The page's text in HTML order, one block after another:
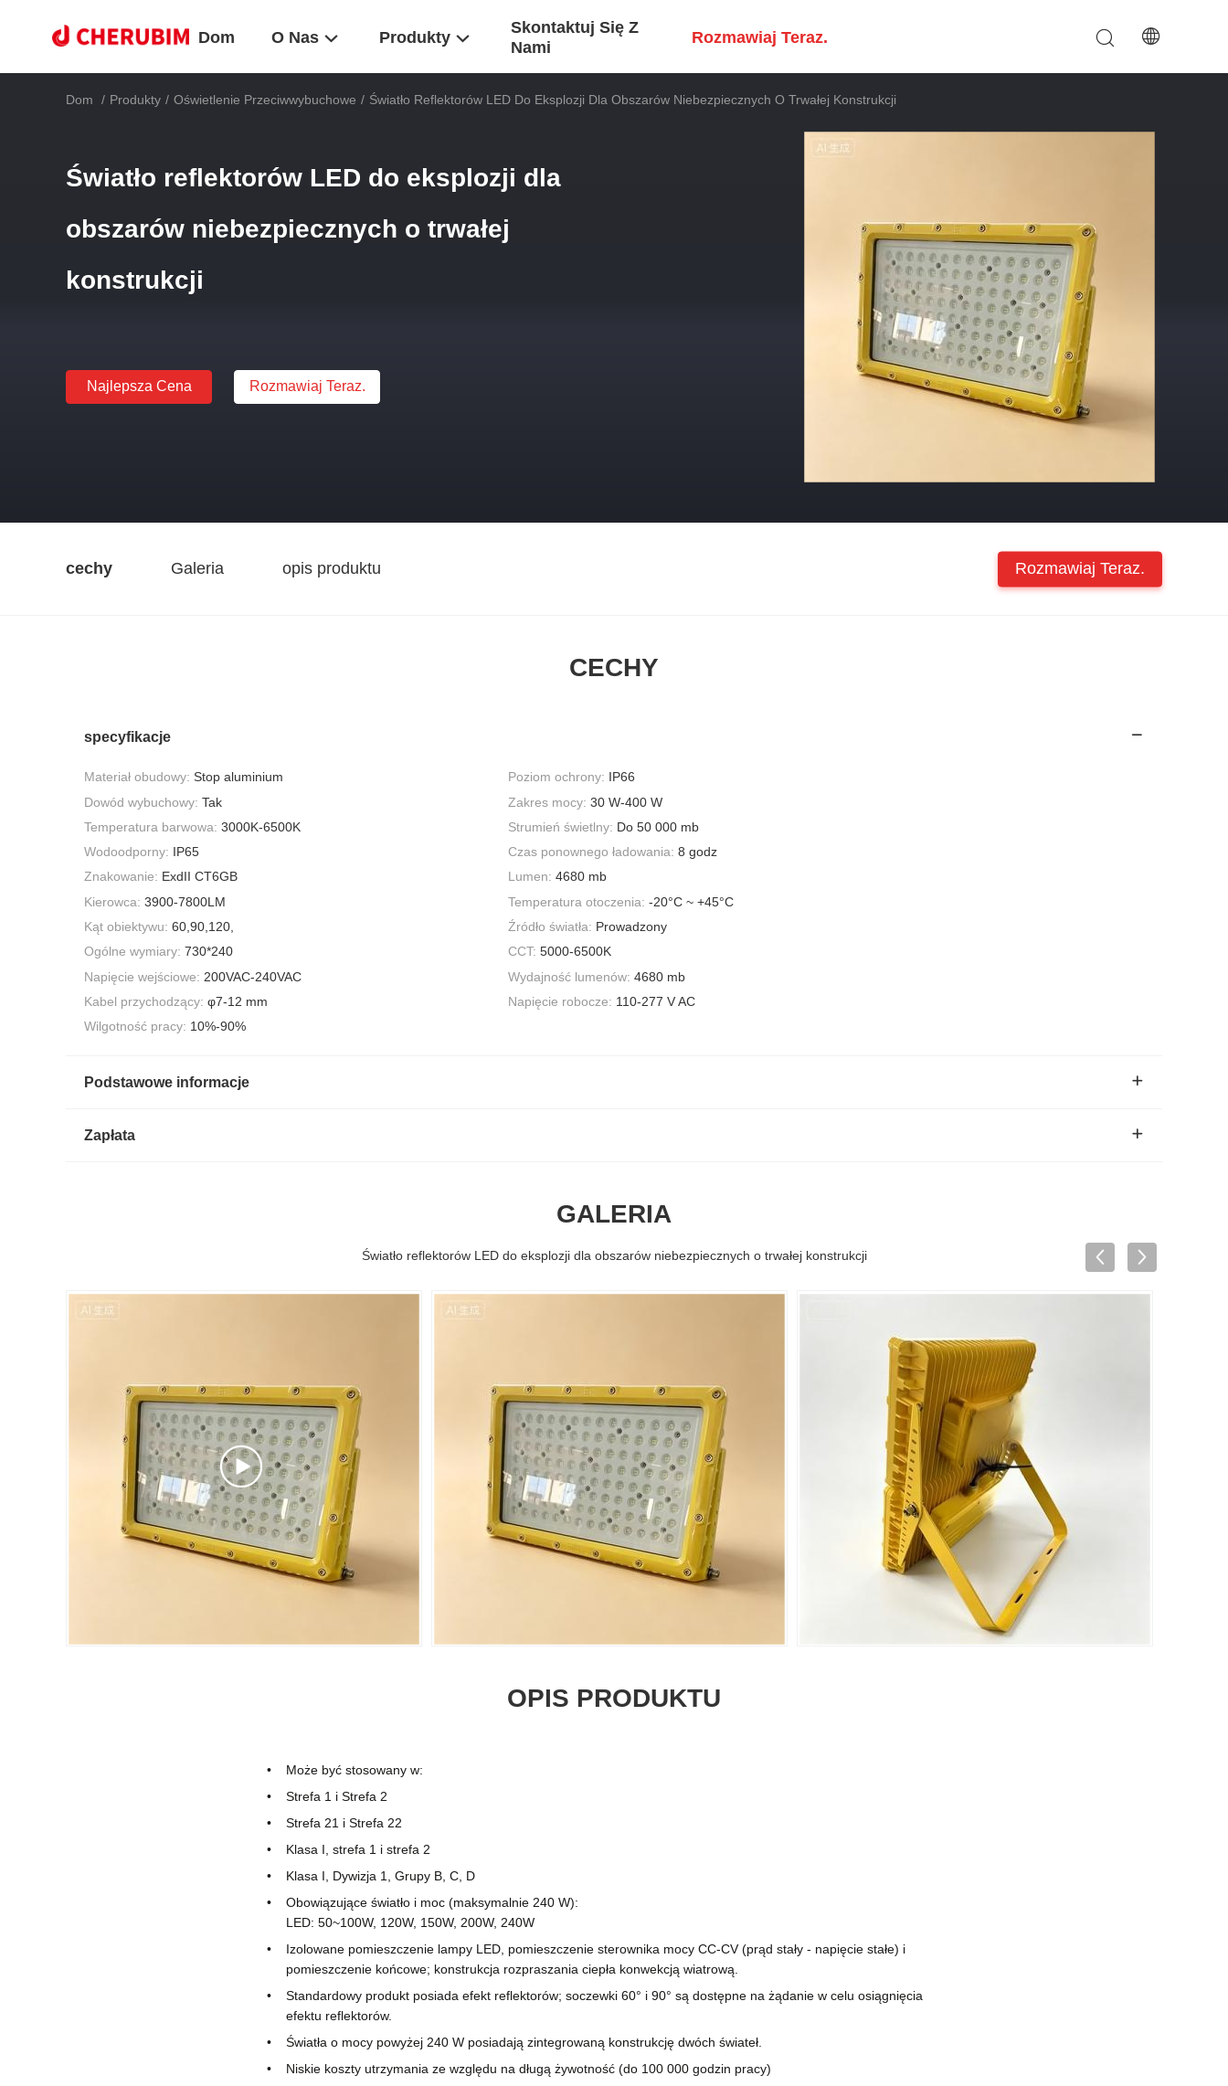
Dom O Nas Produkty
Skontaktuj Się Z
Nami
Rozmawiaj Teraz.
Dom / Produkty / Oświetlenie Przeciwwybuchowe / Światło Reflektorów LED Do Eksplozji Dla Obszarów Niebezpiecznych O Trwałej Konstrukcji
Światło reflektorów LED do eksplozji dla
obszarów niebezpiecznych o trwałej
konstrukcji
Najlepsza Cena Rozmawiaj Teraz.
cechy Galeria opis produktu Rozmawiaj Teraz.
CECHY
specyfikacje
Materiał obudowy: Stop aluminium Poziom ochrony: IP66
Dowód wybuchowy: Tak Zakres mocy: 30 W-400 W
Temperatura barwowa: 3000K-6500K Strumień świetlny: Do 50 000 mb
Wodoodporny: IP65 Czas ponownego ładowania: 8 godz
Znakowanie: ExdII CT6GB Lumen: 4680 mb
Kierowca: 3900-7800LM Temperatura otoczenia: -20°C ~ +45°C
Kąt obiektywu: 60,90,120, Źródło światła: Prowadzony
Ogólne wymiary: 730*240 CCT: 5000-6500K
Napięcie wejściowe: 200VAC-240VAC Wydajność lumenów: 4680 mb
Kabel przychodzący: φ7-12 mm Napięcie robocze: 110-277 V AC
Wilgotność pracy: 10%-90%
Podstawowe informacje
Zapłata
GALERIA
Światło reflektorów LED do eksplozji dla obszarów niebezpiecznych o trwałej konstrukcji
OPIS PRODUKTU
Może być stosowany w:
Strefa 1 i Strefa 2
Strefa 21 i Strefa 22
Klasa I, strefa 1 i strefa 2
Klasa I, Dywizja 1, Grupy B, C, D
Obowiązujące światło i moc (maksymalnie 240 W):
LED: 50~100W, 120W, 150W, 200W, 240W
Izolowane pomieszczenie lampy LED, pomieszczenie sterownika mocy CC-CV (prąd stały - napięcie stałe) i
pomieszczenie końcowe; konstrukcja rozpraszania ciepła konwekcją wiatrową.
Standardowy produkt posiada efekt reflektorów; soczewki 60° i 90° są dostępne na żądanie w celu osiągnięcia
efektu reflektorów.
Światła o mocy powyżej 240 W posiadają zintegrowaną konstrukcję dwóch świateł.
Niskie koszty utrzymania ze względu na długą żywotność (do 100 000 godzin pracy)